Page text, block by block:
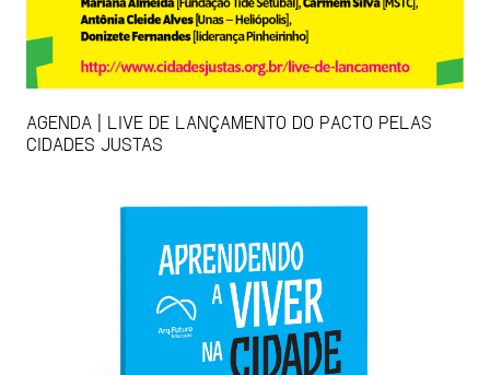
AGENDA | LIVE DE LANÇAMENTO DO PACTO PELAS
CIDADES JUSTAS